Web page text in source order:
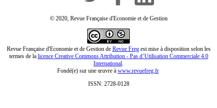
© 2020, Revue Française d'Economie et de Gestion
Revue Française d'Economie et de Gestion de Revue Fregest mise à disposition selon les
termes de la licence Creative Commons Attribution - Pas d’Utilisation Commerciale 4.0
International
Fondé(e) sur une œuvre à www.revuefreg.fr
ISSN: 2728-0128